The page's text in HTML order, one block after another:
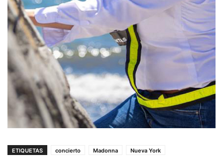
ETIQUETAS concierto Madonna Nueva York